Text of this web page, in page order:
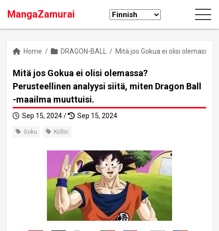
MangaZamurai
Home / DRAGON-BALL / Mitä jos Gokua ei olisi
Mitä jos Gokua ei olisi olemassa?
Perusteellinen analyysi siitä, miten Dragon Ball
-maailma muuttuisi.
Sep 15, 2024 / Sep 15, 2024
Goku Krillin